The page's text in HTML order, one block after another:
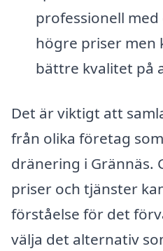
professionell
högre priser men
bättre kvalitet på
Det är viktigt att
från olika företag
dränering i Grännäs.
priser och tjänster
förståelse för det
välja det alternativ